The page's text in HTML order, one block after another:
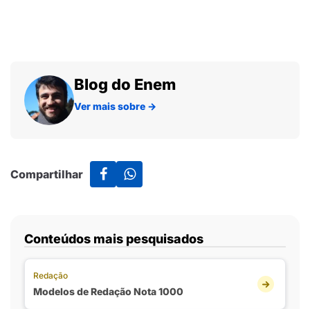
Blog do Enem
Ver mais sobre →
Compartilhar
Conteúdos mais pesquisados
Redação
Modelos de Redação Nota 1000